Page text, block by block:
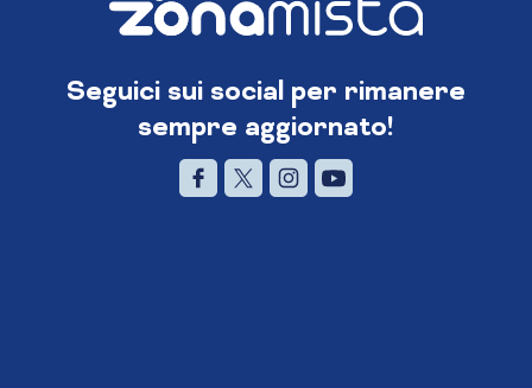
Seguici sui social per rimanere
sempre aggiornato!